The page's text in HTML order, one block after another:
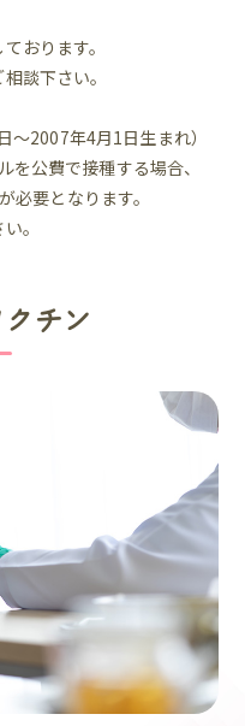
おります。
談下さい。
2007年4月1日生まれ）
公費で接種する場合、
要となります。
。
チン